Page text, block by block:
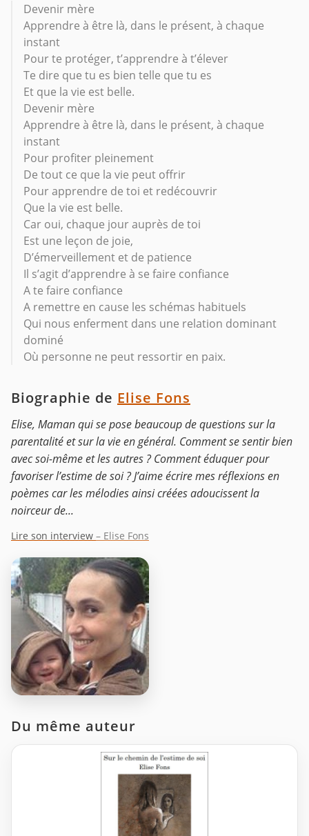
Devenir mère
Apprendre à être là, dans le présent, à chaque
instant
Pour te protéger, t’apprendre à t’élever
Te dire que tu es bien telle que tu es
Et que la vie est belle.
Devenir mère
Apprendre à être là, dans le présent, à chaque
instant
Pour profiter pleinement
De tout ce que la vie peut offrir
Pour apprendre de toi et redécouvrir
Que la vie est belle.
Car oui, chaque jour auprès de toi
Est une leçon de joie,
D’émerveillement et de patience
Il s’agit d’apprendre à se faire confiance
A te faire confiance
A remettre en cause les schémas habituels
Qui nous enferment dans une relation dominant
dominé
Où personne ne peut ressortir en paix.
Biographie de Elise Fons
Elise, Maman qui se pose beaucoup de questions sur la
parentalité et sur la vie en général. Comment se sentir bien
avec soi-même et les autres ? Comment éduquer pour
favoriser l’estime de soi ? J’aime écrire mes réflexions en
poèmes car les mélodies ainsi créées adoucissent la
noirceur de...
Lire son interview – Elise Fons
Du même auteur